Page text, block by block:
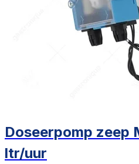
Doseerpomp zeep
ltr/uur